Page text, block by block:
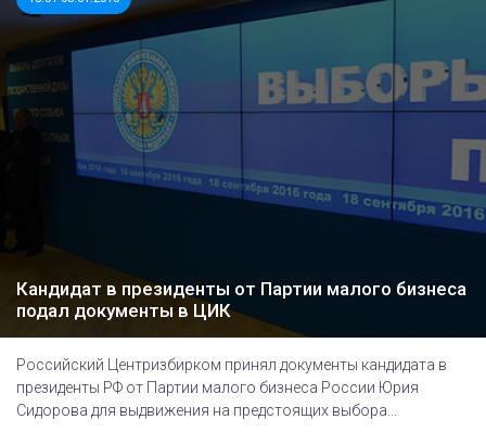
Кандидат в президенты от Партии малого бизнеса
подал документы в ЦИК
Российский Центризбирком принял документы кандидата в
президенты РФ от Партии малого бизнеса России Юрия
Сидорова для выдвижения на предстоящих выбора...